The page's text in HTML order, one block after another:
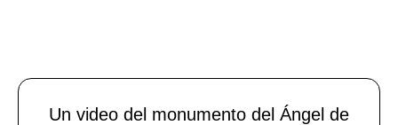
Un video del monumento del Ángel de